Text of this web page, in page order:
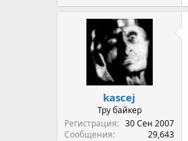
kascej
Тру байкер
Регистрация
30 Сен 2007
Сообщения
29,643